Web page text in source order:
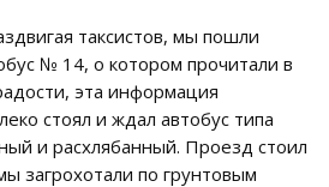
таксистов, мы пошли
№ 14, о котором прочитали в
эта информация
стоял и ждал автобус типа
и расхлябанный. Проезд стоил
загрохотали по грунтовым